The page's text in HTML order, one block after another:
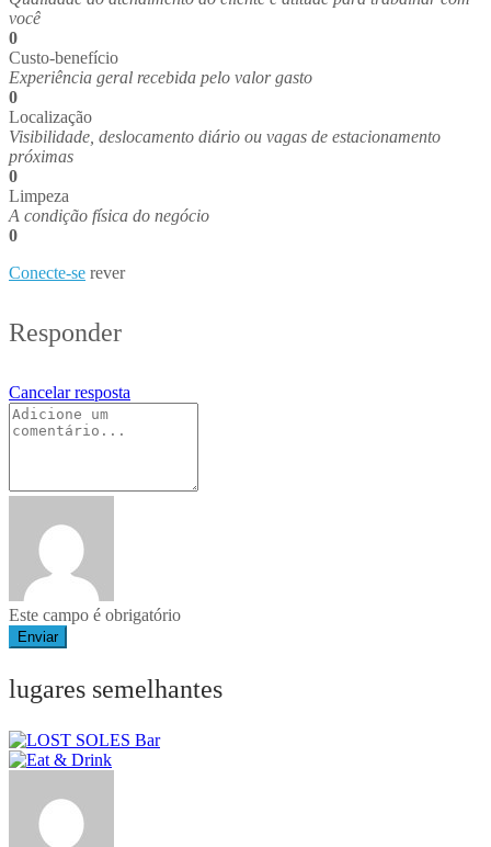
você
0
Custo-benefício
Experiência geral recebida pelo valor gasto
0
Localização
Visibilidade, deslocamento diário ou vagas de estacionamento
próximas
0
Limpeza
A condição física do negócio
0
Conecte-se rever
Responder
Cancelar resposta
Este campo é obrigatório
Enviar
lugares semelhantes